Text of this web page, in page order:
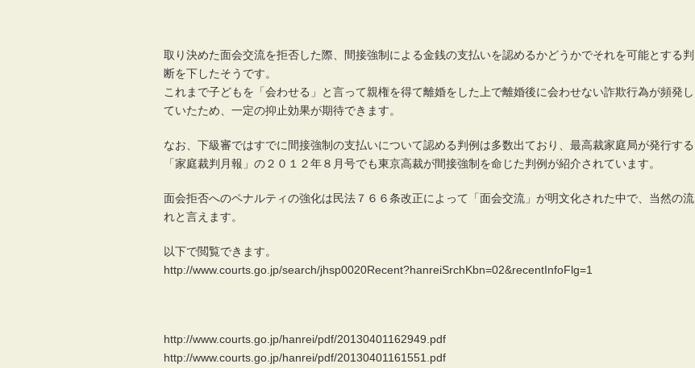
取り決めた面会交流を拒否した際、間接強制による金銭の支払いを認めるかどうかでそれを可能とする判
断を下したそうです。
これまで子どもを「会わせる」と言って親権を得て離婚をした上で離婚後に会わせない詐欺行為が頻発し
ていたため、一定の抑止効果が期待できます。
なお、下級審ではすでに間接強制の支払いについて認める判例は多数出ており、最高裁家庭局が発行する
「家庭裁判月報」の２０１２年８月号でも東京高裁が間接強制を命じた判例が紹介されています。
面会拒否へのペナルティの強化は民法７６６条改正によって「面会交流」が明文化された中で、当然の流
れと言えます。
以下で閲覧できます。
http://www.courts.go.jp/search/jhsp0020Recent?hanreiSrchKbn=02&recentInfoFlg=1
http://www.courts.go.jp/hanrei/pdf/20130401162949.pdf
http://www.courts.go.jp/hanrei/pdf/20130401161551.pdf